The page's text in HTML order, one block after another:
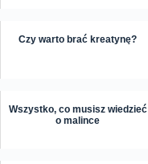
Czy warto brać kreatynę?
Wszystko, co musisz wiedzieć
o malince